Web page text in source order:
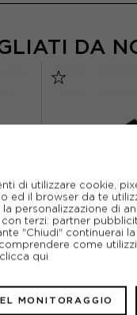
DA
di utilizzare cookie,
ed il browser da te
personalizzazione di
terzi: partner
"Chiudi" continuerai
come
clicca qui
MONITORAGGIO